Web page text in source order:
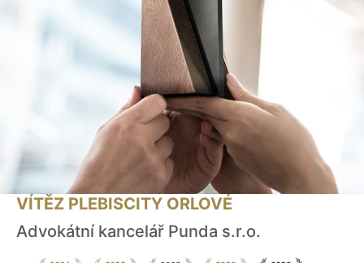
VÍTĚZ PLEBISCITY ORLOVÉ
Advokátní kancelář Punda s.r.o.